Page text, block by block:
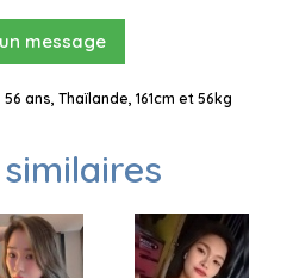
message
ans, Thaïlande, 161cm et 56kg